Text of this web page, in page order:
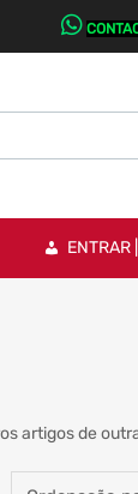
ENTRAR
artigos de